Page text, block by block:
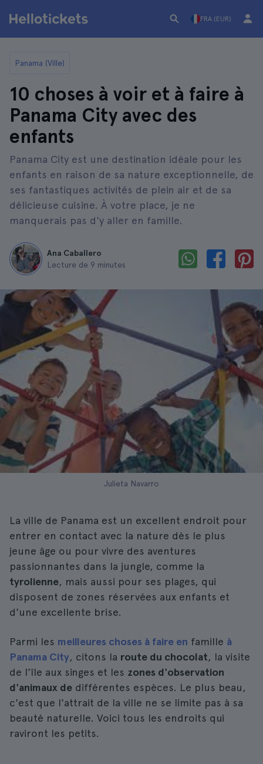
FRA (EUR)
Panama (Ville)
10 choses à voir et à faire à
Panama City avec des
enfants
Panama City est une destination idéale pour les
enfants en raison de sa nature exceptionnelle, de
ses fantastiques activités de plein air et de sa
délicieuse cuisine. À votre place, je ne
manquerais pas d'y aller en famille.
Ana Caballero
Lecture de 9 minutes
Julieta Navarro
La ville de Panama est un excellent endroit pour
entrer en contact avec la nature dès le plus
jeune âge ou pour vivre des aventures
passionnantes dans la jungle, comme la
tyrolienne, mais aussi pour ses plages, qui
disposent de zones réservées aux enfants et
d'une excellente brise.
Parmi les meilleures choses à faire en famille à
Panama City, citons la route du chocolat, la visite
de l'île aux singes et les zones d'observation
d'animaux de différentes espèces. Le plus beau,
c'est que l'attrait de la ville ne se limite pas à sa
beauté naturelle. Voici tous les endroits qui
raviront les petits.